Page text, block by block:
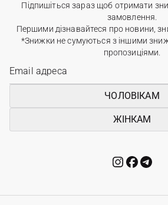
Підпишіться зараз щоб отримати
замовлення.
Першими дізнавайтеся про новини,
*Знижки не сумуються з іншими
пропозиціями.
ЧОЛОВІКАМ
ЖІНКАМ